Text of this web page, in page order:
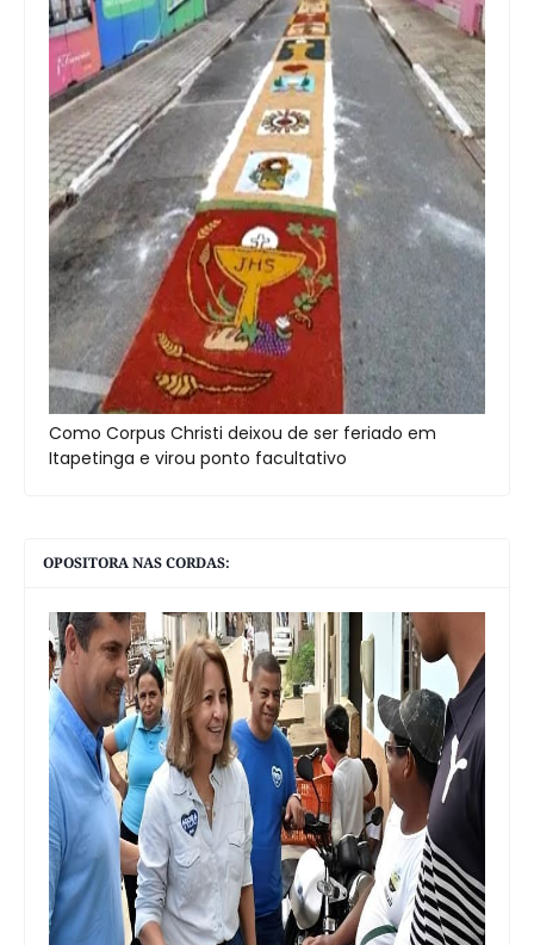
Como Corpus Christi deixou de ser feriado em
Itapetinga e virou ponto facultativo
OPOSITORA NAS CORDAS: